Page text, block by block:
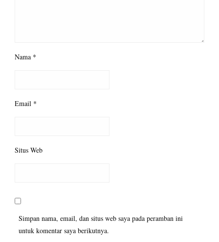
Nama *
Email *
Situs Web
Simpan nama, email, dan situs web saya pada peramban ini
untuk komentar saya berikutnya.